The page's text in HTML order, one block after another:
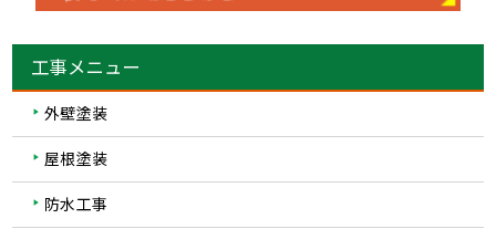
工事メニュー
外壁塗装
屋根塗装
防水工事